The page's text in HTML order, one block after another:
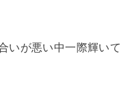
いが悪い中一際輝い